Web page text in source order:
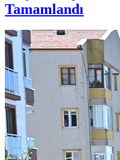
Tamamlandı